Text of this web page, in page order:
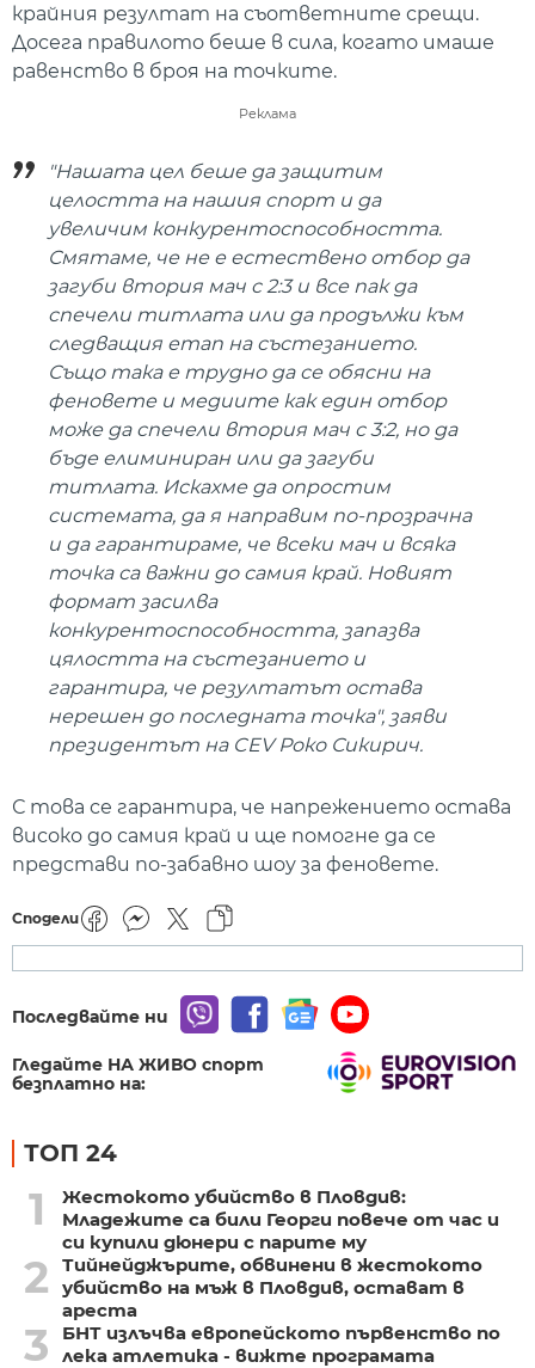
крайния резултат на съответните срещи.
Досега правилото беше в сила, когато имаше
равенство в броя на точките.
Реклама
"Нашата цел беше да защитим
целостта на нашия спорт и да
увеличим конкурентоспособността.
Смятаме, че не е естествено отбор да
загуби втория мач с 2:3 и все пак да
спечели титлата или да продължи към
следващия етап на състезанието.
Също така е трудно да се обясни на
феновете и медиите как един отбор
може да спечели втория мач с 3:2, но да
бъде елиминиран или да загуби
титлата. Искахме да опростим
системата, да я направим по-прозрачна
и да гарантираме, че всеки мач и всяка
точка са важни до самия край. Новият
формат засилва
конкурентоспособността, запазва
цялостта на състезанието и
гарантира, че резултатът остава
нерешен до последната точка", заяви
президентът на CEV Роко Сикирич.
С това се гарантира, че напрежението остава
високо до самия край и ще помогне да се
представи по-забавно шоу за феновете.
Сподели
Последвайте ни
Гледайте НА ЖИВО спорт
безплатно на:
ТОП 24
1
Жестокото убийство в Пловдив:
Младежите са били Георги повече от час и
си купили дюнери с парите му
2
Тийнейджърите, обвинени в жестокото
убийство на мъж в Пловдив, остават в
ареста
3
БНТ излъчва европейското първенство по
лека атлетика - вижте програмата